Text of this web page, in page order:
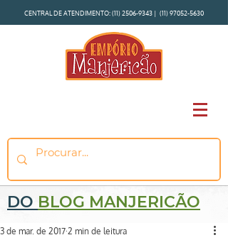
CENTRAL DE ATENDIMENTO:(11) 2506-9343 | (11) 97052-5630
DO BLOG MANJERICÃO
3 de mar. de 2017 2 min de leitura